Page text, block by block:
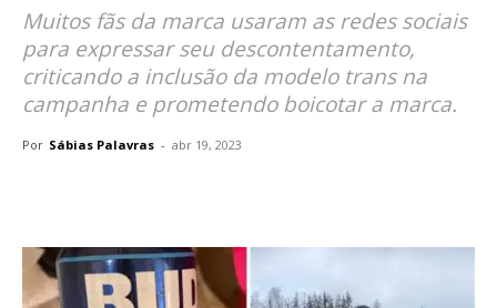
Muitos fãs da marca usaram as redes sociais
para expressar seu descontentamento,
criticando a inclusão da modelo trans na
campanha e prometendo boicotar a marca.
Por Sábias Palavras - abr 19, 2023